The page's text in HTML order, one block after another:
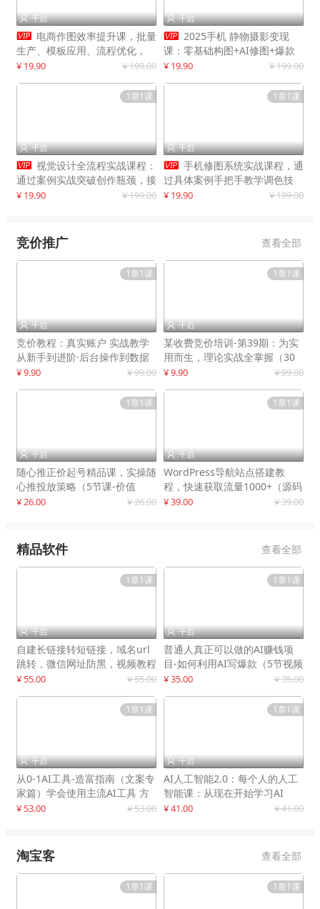
 千启
 电商作图效率提升课，批量
生产、模板应用、流程优化，
20+细分品类实操案例，月赚3
¥ 19.90 ¥ 199.00
 千启
 2025手机 静物摄影变现
课：零基础构图+AI修图+爆款
创作
¥ 19.90 ¥ 199.00
1章1课
 千启
 视觉设计全流程实战课程：
通过案例实战突破创作瓶颈，接
单月入20000+
¥ 19.90 ¥ 199.00
1章1课
 千启
 手机修图系统实战课程，通
过具体案例手把手教学调色技
巧，实现副业变现
¥ 19.90 ¥ 199.00
竞价推广 查看全部
1章1课
 千启
竞价教程：真实账户 实战教学
从新手到进阶·后台操作到数据
优化
¥ 9.90 ¥ 99.00
1章1课
 千启
某收费竞价培训-第39期：为实
用而生，理论实战全掌握（30
节课）
¥ 9.90 ¥ 99.00
1章1课
 千启
随心推正价起号精品课，实操随
心推投放策略（5节课-价值
298）
¥ 26.00 ¥ 26.00
1章1课
 千启
WordPress导航站点搭建教
程，快速获取流量1000+（源码
+教程）
¥ 39.00 ¥ 39.00
精品软件 查看全部
1章1课
 千启
自建长链接转短链接，域名url
跳转，微信网址防黑，视频教程
手把手教你
¥ 55.00 ¥ 55.00
1章1课
 千启
普通人真正可以做的AI赚钱项
目-如何利用AI写爆款（5节视频
课）
¥ 35.00 ¥ 35.00
1章1课
 千启
从0-1AI工具-造富指南（文案专
家篇）学会使用主流AI工具 方
法和心法的融合
¥ 53.00 ¥ 53.00
1章1课
 千启
AI人工智能2.0：每个人的人工
智能课：从现在开始学习AI
¥ 41.00 ¥ 41.00
淘宝客 查看全部
1章1课 1章1课